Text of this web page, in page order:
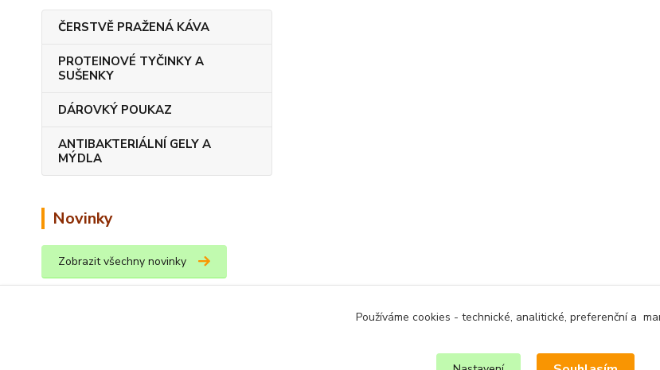
ČERSTVĚ PRAŽENÁ KÁVA
PROTEINOVÉ TYČINKY A
SUŠENKY
DÁROVKÝ POUKAZ
ANTIBAKTERIÁLNÍ GELY A
MÝDLA
Novinky
Zobrazit všechny novinky
Používáme cookies - technické, analitické, preferenční a